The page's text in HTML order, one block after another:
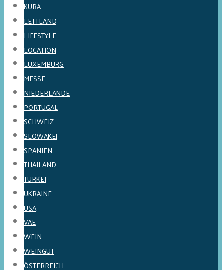
KUBA
LETTLAND
LIFESTYLE
LOCATION
LUXEMBURG
MESSE
NIEDERLANDE
PORTUGAL
SCHWEIZ
SLOWAKEI
SPANIEN
THAILAND
TÜRKEI
UKRAINE
USA
VAE
WEIN
WEINGUT
ÖSTERREICH